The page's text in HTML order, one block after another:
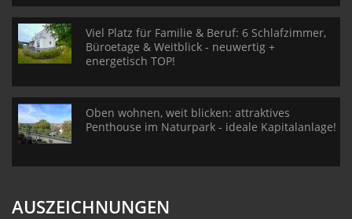
Viel Platz für Familie & Beruf: 6 Schlafzimmer,
Büroetage & Weitblick - neuwertig +
energetisch TOP!
Oben wohnen, weit blicken: attraktives
Penthouse im Naturpark - ideale Kapitalanlage!
AUSZEICHNUNGEN